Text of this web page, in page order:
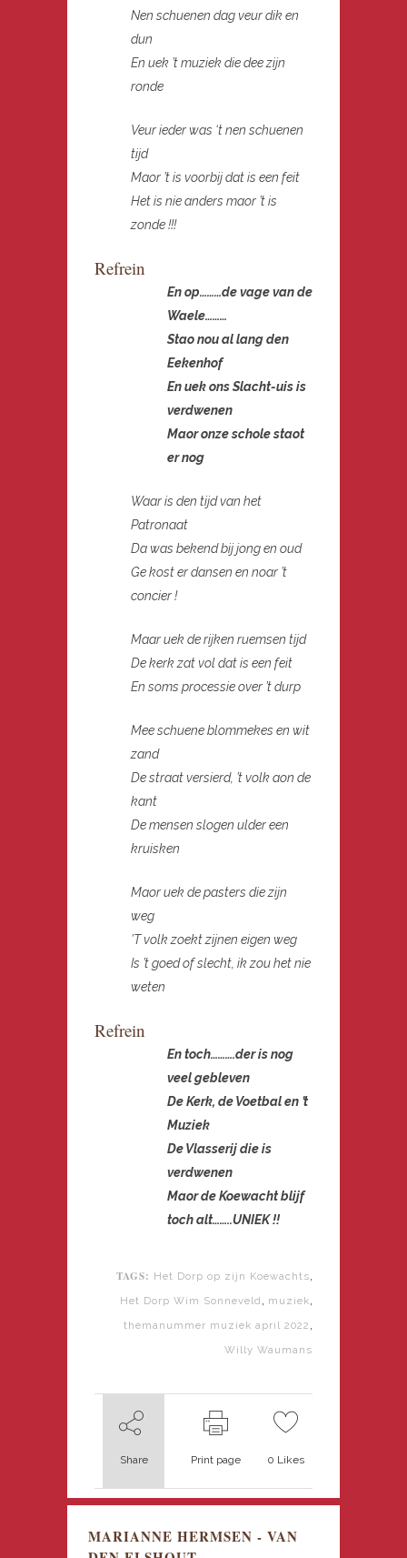
Nen schuenen dag veur dik en
dun
En uek ’t muziek die dee zijn
ronde
Veur ieder was ‘t nen schuenen
tijd
Maor ’t is voorbij dat is een feit
Het is nie anders maor ’t is
zonde !!!
Refrein
En op………de vage van de
Waele………
Stao nou al lang den
Eekenhof
En uek ons Slacht-uis is
verdwenen
Maor onze schole staot
er nog
Waar is den tijd van het
Patronaat
Da was bekend bij jong en oud
Ge kost er dansen en noar ’t
concier !
Maar uek de rijken ruemsen tijd
De kerk zat vol dat is een feit
En soms processie over ’t durp
Mee schuene blommekes en wit
zand
De straat versierd, ’t volk aon de
kant
De mensen slogen ulder een
kruisken
Maor uek de pasters die zijn
weg
’T volk zoekt zijnen eigen weg
Is ’t goed of slecht, ik zou het nie
weten
Refrein
En toch……….der is nog
veel gebleven
De Kerk, de Voetbal en ’t
Muziek
De Vlasserij die is
verdwenen
Maor de Koewacht blijf
toch alt……..UNIEK !!
TAGS: Het Dorp op zijn Koewachts
Het Dorp Wim Sonneveld muziek
themanummer muziek april 2022
Willy Waumans
Share Print page 0 Likes
MARIANNE HERMSEN - VAN